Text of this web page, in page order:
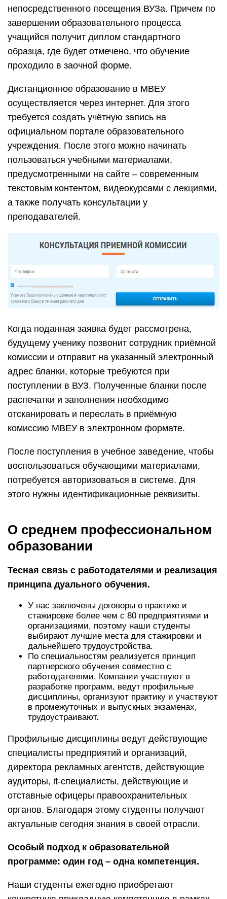
непосредственного посещения ВУЗа. Причем по
завершении образовательного процесса
учащийся получит диплом стандартного
образца, где будет отмечено, что обучение
проходило в заочной форме.
Дистанционное образование в МВЕУ
осуществляется через интернет. Для этого
требуется создать учётную запись на
официальном портале образовательного
учреждения. После этого можно начинать
пользоваться учебными материалами,
предусмотренными на сайте – современным
текстовым контентом, видеокурсами с лекциями,
а также получать консультации у
преподавателей.
Когда поданная заявка будет рассмотрена,
будущему ученику позвонит сотрудник приёмной
комиссии и отправит на указанный электронный
адрес бланки, которые требуются при
поступлении в ВУЗ. Полученные бланки после
распечатки и заполнения необходимо
отсканировать и переслать в приёмную
комиссию МВЕУ в электронном формате.
После поступления в учебное заведение, чтобы
воспользоваться обучающими материалами,
потребуется авторизоваться в системе. Для
этого нужны идентификационные реквизиты.
О среднем профессиональном
образовании
Тесная связь с работодателями и реализация
принципа дуального обучения.
У нас заключены договоры о практике и
стажировке более чем с 80 предприятиями и
организациями, поэтому наши студенты
выбирают лучшие места для стажировки и
дальнейшего трудоустройства.
По специальностям реализуется принцип
партнерского обучения совместно с
работодателями. Компании участвуют в
разработке программ, ведут профильные
дисциплины, организуют практику и участвуют
в промежуточных и выпускных экзаменах,
трудоустраивают.
Профильные дисциплины ведут действующие
специалисты предприятий и организаций,
директора рекламных агентств, действующие
аудиторы, it-специалисты, действующие и
отставные офицеры правоохранительных
органов. Благодаря этому студенты получают
актуальные сегодня знания в своей отрасли.
Особый подход к образовательной
программе: один год – одна компетенция.
Наши студенты ежегодно приобретают